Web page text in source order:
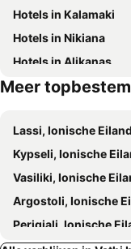
Makrys Gialos
Navy - Folklore Museum
Port of Vathi
Skinos
Traditional Settlement of
Prokris Park
Regina
Fanari Beach
Hotels in Kalamaki
Hotels in Nikiana
Hotels in Alikanas
Meer
Lassi, Ionische
Kypseli, Ionische Eilanden
Vasiliki, Ionische
Argostoli, Ionische
Perigiali, Ionische